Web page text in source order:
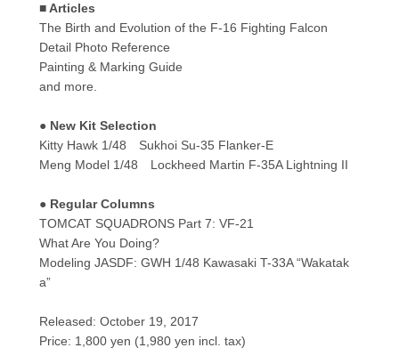
■ Articles
The Birth and Evolution of the F-16 Fighting Falcon
Detail Photo Reference
Painting & Marking Guide
and more.
● New Kit Selection
Kitty Hawk 1/48 Sukhoi Su-35 Flanker-E
Meng Model 1/48 Lockheed Martin F-35A Lightning II
● Regular Columns
TOMCAT SQUADRONS Part 7: VF-21
What Are You Doing?
Modeling JASDF: GWH 1/48 Kawasaki T-33A “Wakatak
a”
Released: October 19, 2017
Price: 1,800 yen (1,980 yen incl. tax)